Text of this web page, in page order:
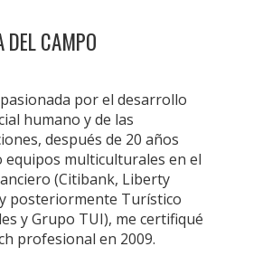
DEL CAMPO
por el desarrollo
humano y de las
después de 20 años
equipos multiculturales en el
(Citibank, Liberty
posteriormente Turístico
y Grupo TUI), me certifiqué
profesional en 2009.